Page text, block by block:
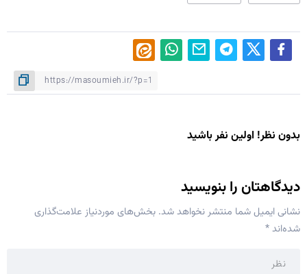
بدون نظر! اولین نفر باشید
دیدگاهتان را بنویسید
نشانی ایمیل شما منتشر نخواهد شد. بخش‌های موردنیاز علامت‌گذاری
شده‌اند*